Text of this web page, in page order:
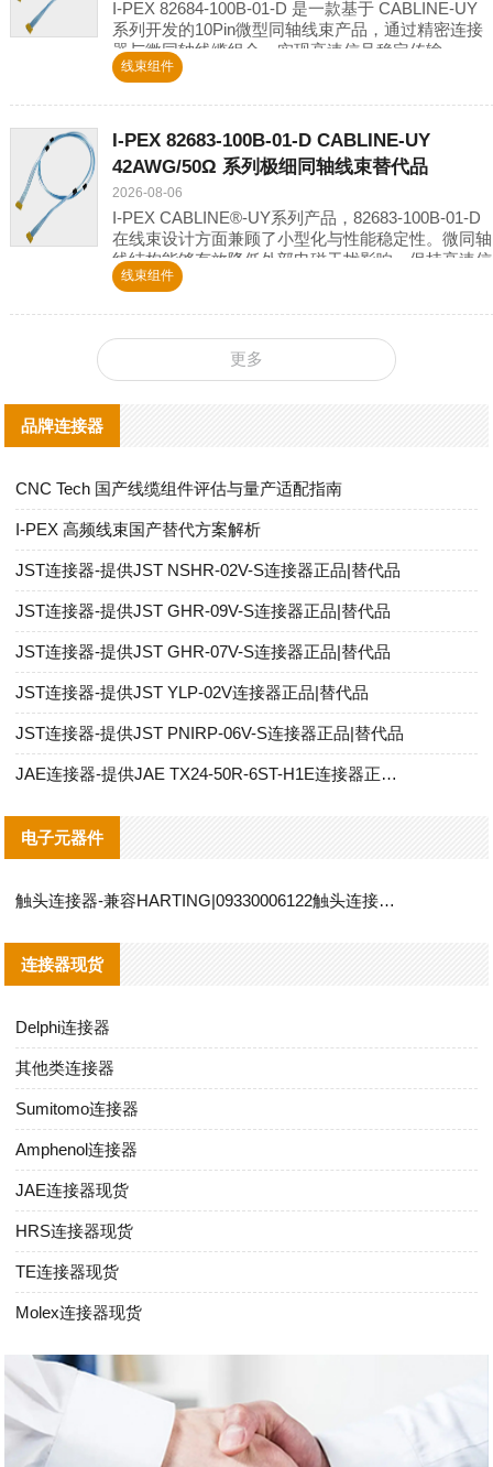
I-PEX 82684-100B-01-D 是一款基于 CABLINE-UY
系列开发的10Pin微型同轴线束产品，通过精密连接
器与微同轴线缆组合，实现高速信号稳定传输。
线束组件
I-PEX 82683-100B-01-D CABLINE-UY
42AWG/50Ω 系列极细同轴线束替代品
2026-08-06
I-PEX CABLINE®-UY系列产品，82683-100B-01-D
在线束设计方面兼顾了小型化与性能稳定性。微同轴
线结构能够有效降低外部电磁干扰影响，保持高速信
号传输过程中的完整性；10Pin连
线束组件
更多
品牌连接器
CNC Tech 国产线缆组件评估与量产适配指南
I‑PEX 高频线束国产替代方案解析
JST连接器-提供JST NSHR-02V-S连接器正品|替代品
JST连接器-提供JST GHR-09V-S连接器正品|替代品
JST连接器-提供JST GHR-07V-S连接器正品|替代品
JST连接器-提供JST YLP-02V连接器正品|替代品
JST连接器-提供JST PNIRP-06V-S连接器正品|替代品
JAE连接器-提供JAE TX24-50R-6ST-H1E连接器正品|替代品
电子元器件
触头连接器-兼容HARTING|09330006122触头连接器替代品说明
连接器现货
Delphi连接器
其他类连接器
Sumitomo连接器
Amphenol连接器
JAE连接器现货
HRS连接器现货
TE连接器现货
Molex连接器现货